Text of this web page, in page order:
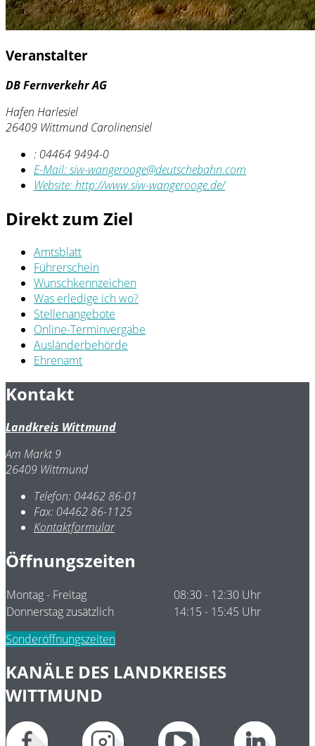
Veranstalter
DB Fernverkehr AG
Hafen Harlesiel
26409 Wittmund Carolinensiel
: 04464 9494-0
E-Mail:siw-wangerooge@deutschebahn.com
Website:http://www.siw-wangerooge.de/
Direkt zum Ziel
Amtsblatt
Führerschein
Wunschkennzeichen
Was erledige ich wo?
Stellenangebote
Online-Terminvergabe
Ausländerbehörde
Ehrenamt
Kontakt
Landkreis Wittmund
Am Markt 9
26409 Wittmund
Telefon: 04462 86-01
Fax: 04462 86-1125
Kontaktformular
Öffnungszeiten
Montag - Freitag
08:30 - 12:30 Uhr
Donnerstag zusätzlich
14:15 - 15:45 Uhr
Sonderöffnungszeiten
KANÄLE DES LANDKREISES
WITTMUND